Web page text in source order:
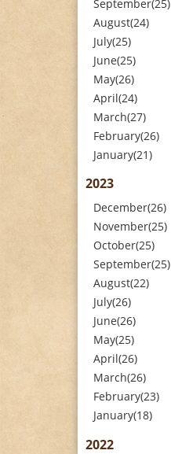
September(25)
August(24)
July(25)
June(25)
May(26)
April(24)
March(27)
February(26)
January(21)
2023
December(26)
November(25)
October(25)
September(25)
August(22)
July(26)
June(26)
May(25)
April(26)
March(26)
February(23)
January(18)
2022